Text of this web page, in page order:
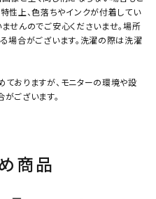
性上、色落ちやインクが付着してい
せんのでご安心くださいませ。場所
場合がございます。洗濯の際は洗濯
おりますが、モニターの環境や設
ございます。
商品